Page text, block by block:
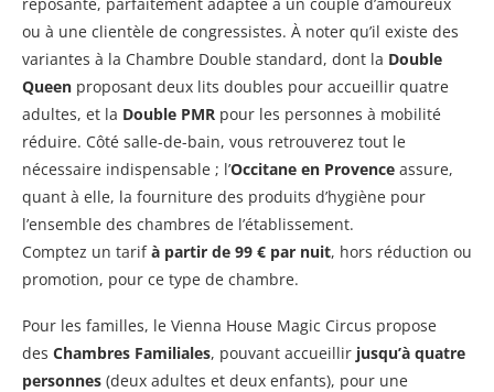
ou à une clientèle de congressistes. À noter qu’il existe des
variantes à la Chambre Double standard, dont la Double
Queen proposant deux lits doubles pour accueillir quatre
adultes, et la Double PMR pour les personnes à mobilité
réduire. Côté salle-de-bain, vous retrouverez tout le
nécessaire indispensable ; l’Occitane en Provence assure,
quant à elle, la fourniture des produits d’hygiène pour
l’ensemble des chambres de l’établissement.
Comptez un tarifà partir de 99 € par nuit, hors réduction ou
promotion, pour ce type de chambre.
Pour les familles, le Vienna House Magic Circus propose
des Chambres Familiales, pouvant accueillir jusqu’à quatre
personnes (deux adultes et deux enfants), pour une